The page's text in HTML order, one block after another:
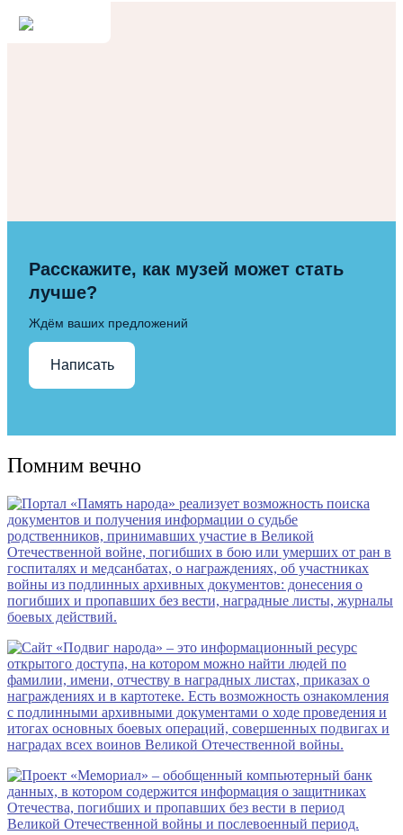
Расскажите, как музей может стать
лучше?
Ждём ваших предложений
Написать
Помним вечно